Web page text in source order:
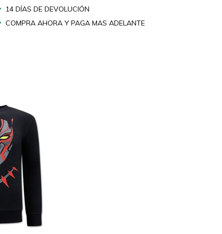
14 DÍAS DE DEVOLUCIÓN
COMPRA AHORA Y PAGA MAS ADELANTE